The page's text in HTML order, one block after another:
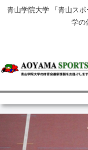
青山学院大学 「青山ス
学の